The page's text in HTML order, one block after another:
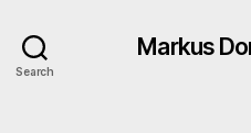
Search
Markus